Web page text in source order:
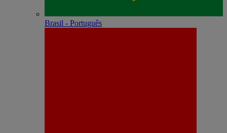
Brasil - Português